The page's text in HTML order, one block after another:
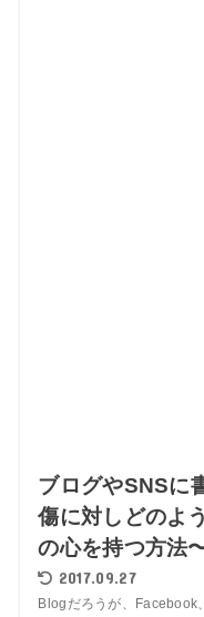
ブログやSNSに
傷に対しどのよ
の心を持つ方法
2017.09.27
Blogだろうが、Facebook